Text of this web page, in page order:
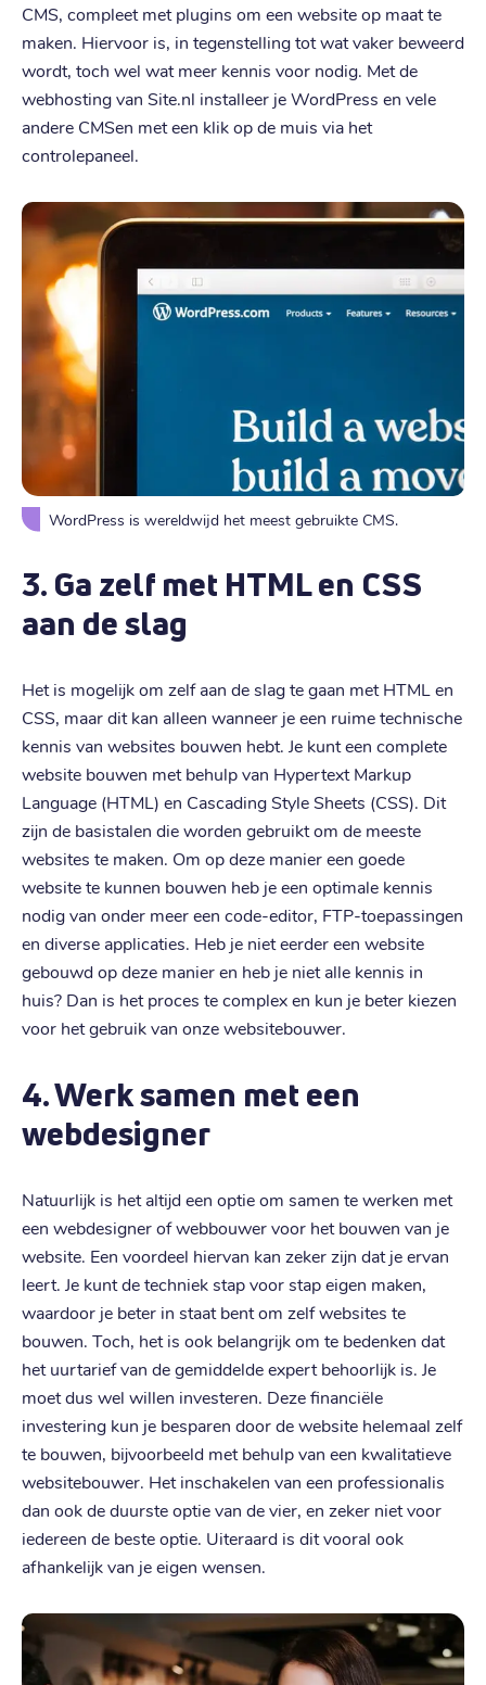
CMS, compleet met plugins om een website op maat te
maken. Hiervoor is, in tegenstelling tot wat vaker beweerd
wordt, toch wel wat meer kennis voor nodig. Met de
webhosting van Site.nl installeer je WordPress en vele
andere CMSen met een klik op de muis via het
controlepaneel.
WordPress is wereldwijd het meest gebruikte CMS.
3. Ga zelf met HTML en CSS
aan de slag
Het is mogelijk om zelf aan de slag te gaan met HTML en
CSS, maar dit kan alleen wanneer je een ruime technische
kennis van websites bouwen hebt. Je kunt een complete
website bouwen met behulp van Hypertext Markup
Language (HTML) en Cascading Style Sheets (CSS). Dit
zijn de basistalen die worden gebruikt om de meeste
websites te maken. Om op deze manier een goede
website te kunnen bouwen heb je een optimale kennis
nodig van onder meer een code-editor, FTP-toepassingen
en diverse applicaties. Heb je niet eerder een website
gebouwd op deze manier en heb je niet alle kennis in
huis? Dan is het proces te complex en kun je beter kiezen
voor het gebruik van onze websitebouwer.
4. Werk samen met een
webdesigner
Natuurlijk is het altijd een optie om samen te werken met
een webdesigner of webbouwer voor het bouwen van je
website. Een voordeel hiervan kan zeker zijn dat je ervan
leert. Je kunt de techniek stap voor stap eigen maken,
waardoor je beter in staat bent om zelf websites te
bouwen. Toch, het is ook belangrijk om te bedenken dat
het uurtarief van de gemiddelde expert behoorlijk is. Je
moet dus wel willen investeren. Deze financiële
investering kun je besparen door de website helemaal zelf
te bouwen, bijvoorbeeld met behulp van een kwalitatieve
websitebouwer. Het inschakelen van een professionalis
dan ook de duurste optie van de vier, en zeker niet voor
iedereen de beste optie. Uiteraard is dit vooral ook
afhankelijk van je eigen wensen.